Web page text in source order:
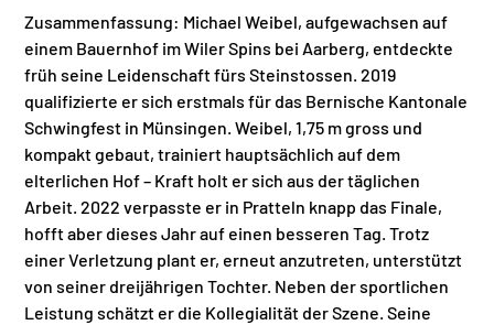
GESCHICHTE
ATHLETEN
WETTKÄMPFE
REGLEMENT & RANGLISTEN
KONTAKT
Zusammenfassung: Michael Weibel, aufgewachsen auf
einem Bauernhof im Wiler Spins bei Aarberg, entdeckte
früh seine Leidenschaft fürs Steinstossen. 2019
qualifizierte er sich erstmals für das Bernische Kantonale
Schwingfest in Münsingen. Weibel, 1,75 m gross und
kompakt gebaut, trainiert hauptsächlich auf dem
elterlichen Hof – Kraft holt er sich aus der täglichen
Arbeit. 2022 verpasste er in Pratteln knapp das Finale,
hofft aber dieses Jahr auf einen besseren Tag. Trotz
einer Verletzung plant er, erneut anzutreten, unterstützt
von seiner dreijährigen Tochter. Neben der sportlichen
Leistung schätzt er die Kollegialität der Szene. Seine